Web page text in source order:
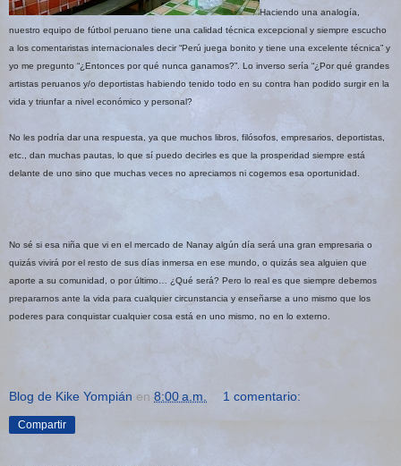
Haciendo una analogía,
nuestro equipo de fútbol peruano tiene una calidad técnica excepcional y siempre escucho
a los comentaristas internacionales decir “Perú juega bonito y tiene una excelente técnica” y
yo me pregunto “¿Entonces por qué nunca ganamos?”. Lo inverso sería “¿Por qué grandes
artistas peruanos y/o deportistas habiendo tenido todo en su contra han podido surgir en la
vida y triunfar a nivel económico y personal?
No les podría dar una respuesta, ya que muchos libros, filósofos, empresarios, deportistas,
etc., dan muchas pautas, lo que sí puedo decirles es que la prosperidad siempre está
delante de uno sino que muchas veces no apreciamos ni cogemos esa oportunidad.
No sé si esa niña que vi en el mercado de Nanay algún día será una gran empresaria o
quizás vivirá por el resto de sus días inmersa en ese mundo, o quizás sea alguien que
aporte a su comunidad, o por último… ¿Qué será? Pero lo real es que siempre debemos
prepararnos ante la vida para cualquier circunstancia y enseñarse a uno mismo que los
poderes para conquistar cualquier cosa está en uno mismo, no en lo externo.
Blog de Kike Yompián en 8:00 a.m. 1 comentario:
Compartir